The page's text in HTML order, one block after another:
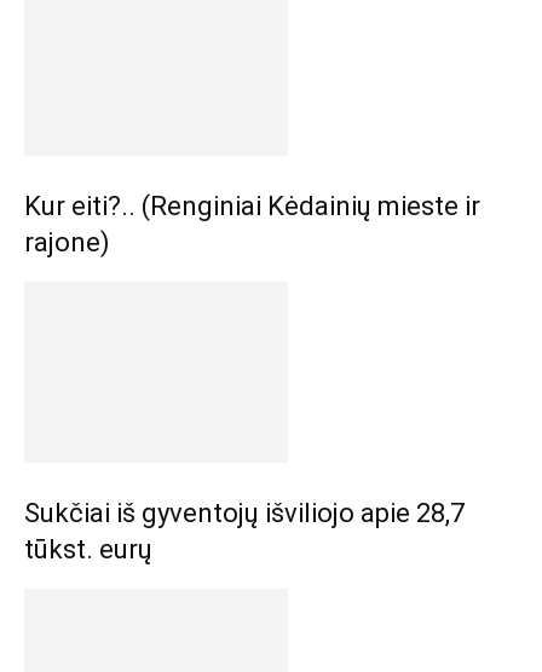
Kur eiti?.. (Renginiai Kėdainių mieste ir
rajone)
Sukčiai iš gyventojų išviliojo apie 28,7
tūkst. eurų